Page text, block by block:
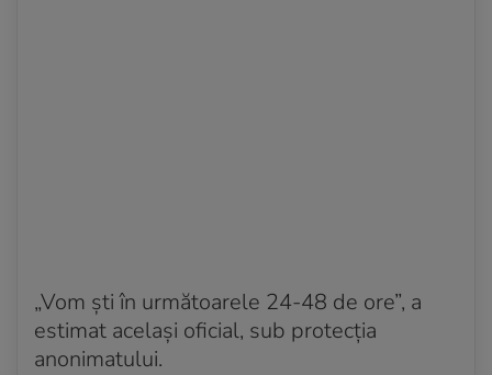
„Vom ști în următoarele 24-48 de ore”, a
estimat același oficial, sub protecția
anonimatului.